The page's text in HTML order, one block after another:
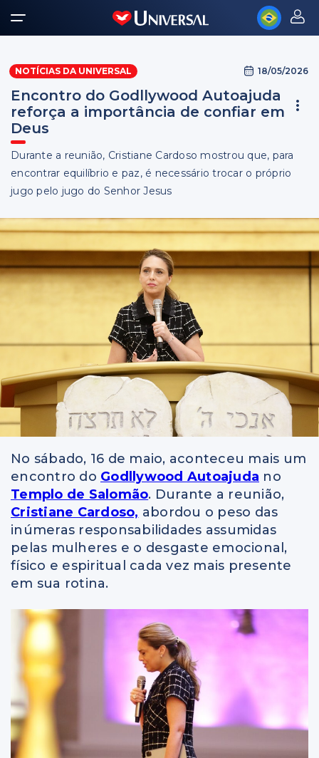
NOTÍCIAS DA UNIVERSAL 18/05/2026
Encontro do Godllywood Autoajuda
reforça a importância de confiar em
Deus
Durante a reunião, Cristiane Cardoso mostrou que, para
encontrar equilíbrio e paz, é necessário trocar o próprio
jugo pelo jugo do Senhor Jesus
No sábado, 16 de maio, aconteceu mais um
encontro do Godllywood Autoajuda no
Templo de Salomão. Durante a reunião,
Cristiane Cardoso, abordou o peso das
inúmeras responsabilidades assumidas
pelas mulheres e o desgaste emocional,
físico e espiritual cada vez mais presente
em sua rotina.